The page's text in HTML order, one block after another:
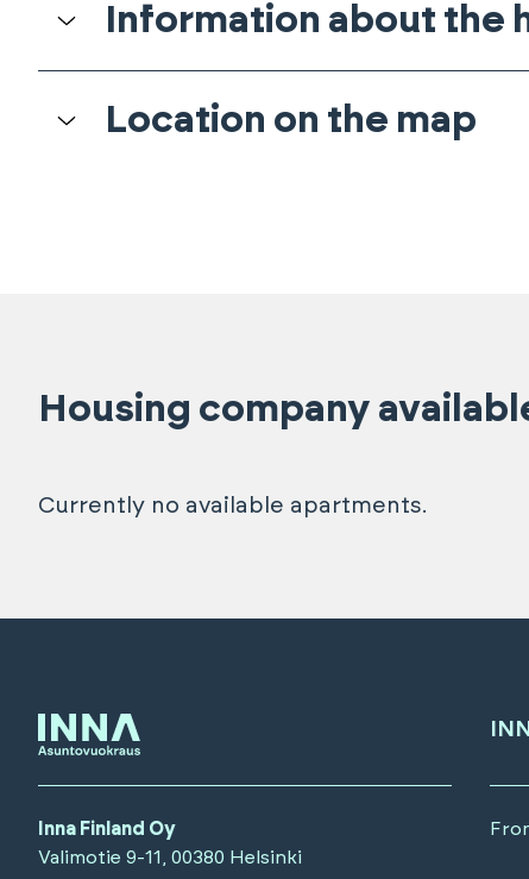
Information about the
Location on the map
Housing company
Currently no available apartments.
Inna Finland Oy
Valimotie 9-11, 00380 Helsinki